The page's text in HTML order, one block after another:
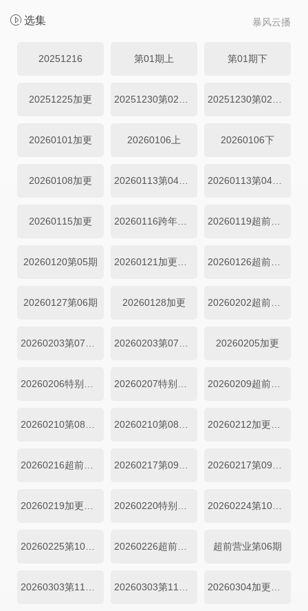
暴风云播
选集
20251216 第01期上 第01期下
20251225加更
20260101加更 20260106上 20260106下
20260108加更 20260113第04期上 20260113第04期下
20260115加更 20260116跨年企划 20260119超前营业
20260120第05期 20260126超前营业第02期
20260127第06期 20260128加更 20260202超前营业第03期
20260205加更
20260209超前营业
20260224第10期上
20260226超前出发vlog第06期 超前营业第06期